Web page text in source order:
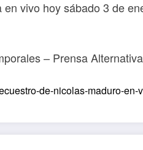
vivo hoy sábado 3 de
– Prensa Alternativa
de-nicolas-maduro-en-